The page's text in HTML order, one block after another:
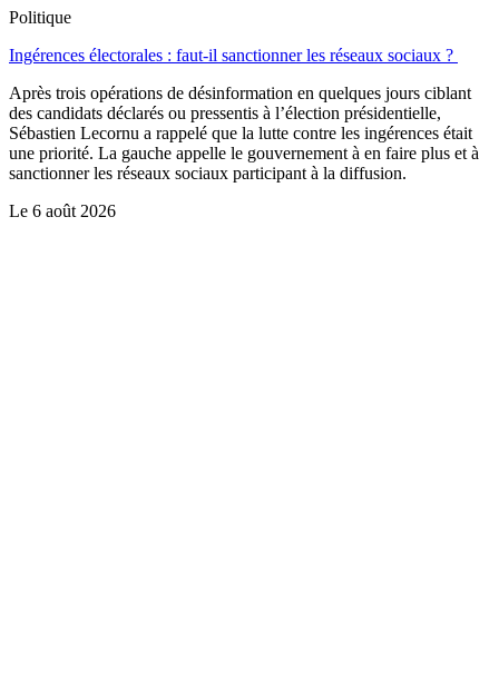
Politique
Ingérences électorales : faut-il sanctionner les réseaux sociaux ?
Après trois opérations de désinformation en quelques jours ciblant
des candidats déclarés ou pressentis à l’élection présidentielle,
Sébastien Lecornu a rappelé que la lutte contre les ingérences était
une priorité. La gauche appelle le gouvernement à en faire plus et à
sanctionner les réseaux sociaux participant à la diffusion.
Le 6 août 2026